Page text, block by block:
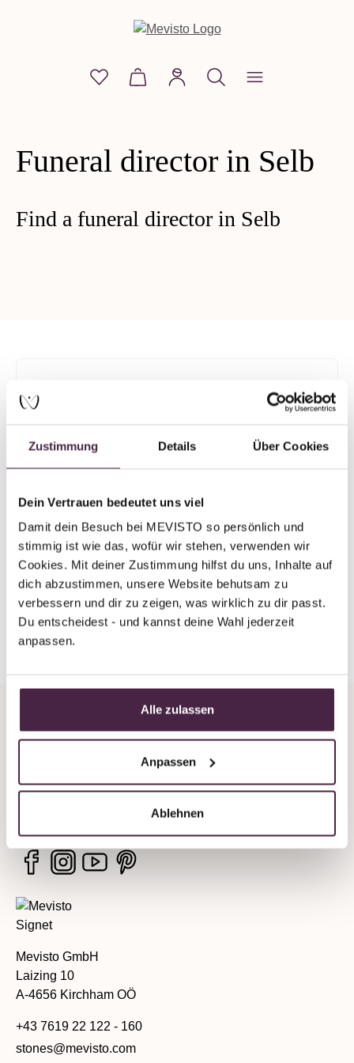
Zustimmung Details Über Cookies
Dein Vertrauen bedeutet uns viel
Damit dein Besuch bei MEVISTO so persönlich und
stimmig ist wie das, wofür wir stehen, verwenden wir
Cookies. Mit deiner Zustimmung hilfst du uns, Inhalte auf
dich abzustimmen, unsere Website behutsam zu
verbessern und dir zu zeigen, was wirklich zu dir passt.
Du entscheidest - und kannst deine Wahl jederzeit
anpassen.
Alle zulassen
Anpassen
Ablehnen
You have 0 wishlist items
Shopping cart contains 0 items.
Funeral director in Selb
Find a funeral director in Selb
Germany
Send mail
Back to overview
Company
Mevisto GmbH
Laizing 10
A-4656 Kirchham OÖ
+43 7619 22 122 - 160
stones@mevisto.com